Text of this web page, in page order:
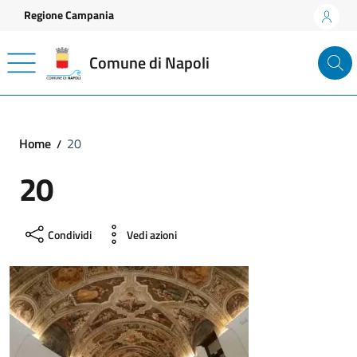
Vai ai contenuti
Vai al footer
Regione Campania
Comune di Napoli
Home 20
20
Condividi Vedi azioni